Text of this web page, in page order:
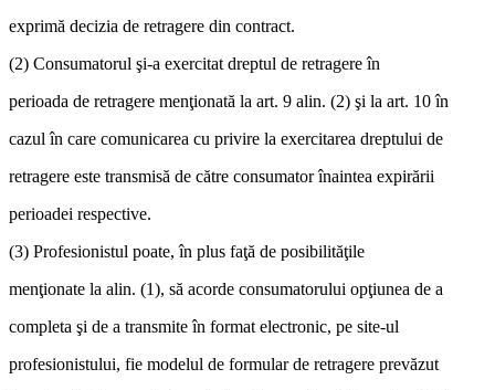
exprimă decizia de retragere din contract.
(2) Consumatorul şi-a exercitat dreptul de retragere în
perioada de retragere menţionată la art. 9 alin. (2) şi la art. 10 în
cazul în care comunicarea cu privire la exercitarea dreptului de
retragere este transmisă de către consumator înaintea expirării
perioadei respective.
(3) Profesionistul poate, în plus faţă de posibilităţile
menţionate la alin. (1), să acorde consumatorului opţiunea de a
completa şi de a transmite în format electronic, pe site-ul
profesionistului, fie modelul de formular de retragere prevăzut